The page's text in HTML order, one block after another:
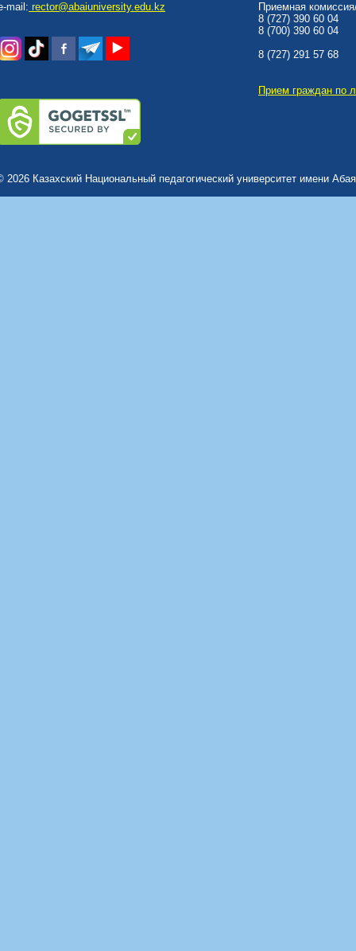
mail: rector@abaiuniversity.edu.kz
Приемная
8 (727) 390 60 04
8 (700) 390 60 04
8 (727) 291 57 68
Прием граждан по
2026 Казахский Национальный педагогический университет имени Абая